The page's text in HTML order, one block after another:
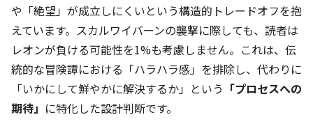
や「絶望」が成立しにくいという構造的トレードオフを抱
えています。スカルワイバーンの襲撃に際しても、読者は
レオンが負ける可能性を1%も考慮しません。これは、伝
統的な冒険譚における「ハラハラ感」を排除し、代わりに
「いかにして鮮やかに解決するか」という 「プロセスへの
期待」 に特化した設計判断です。